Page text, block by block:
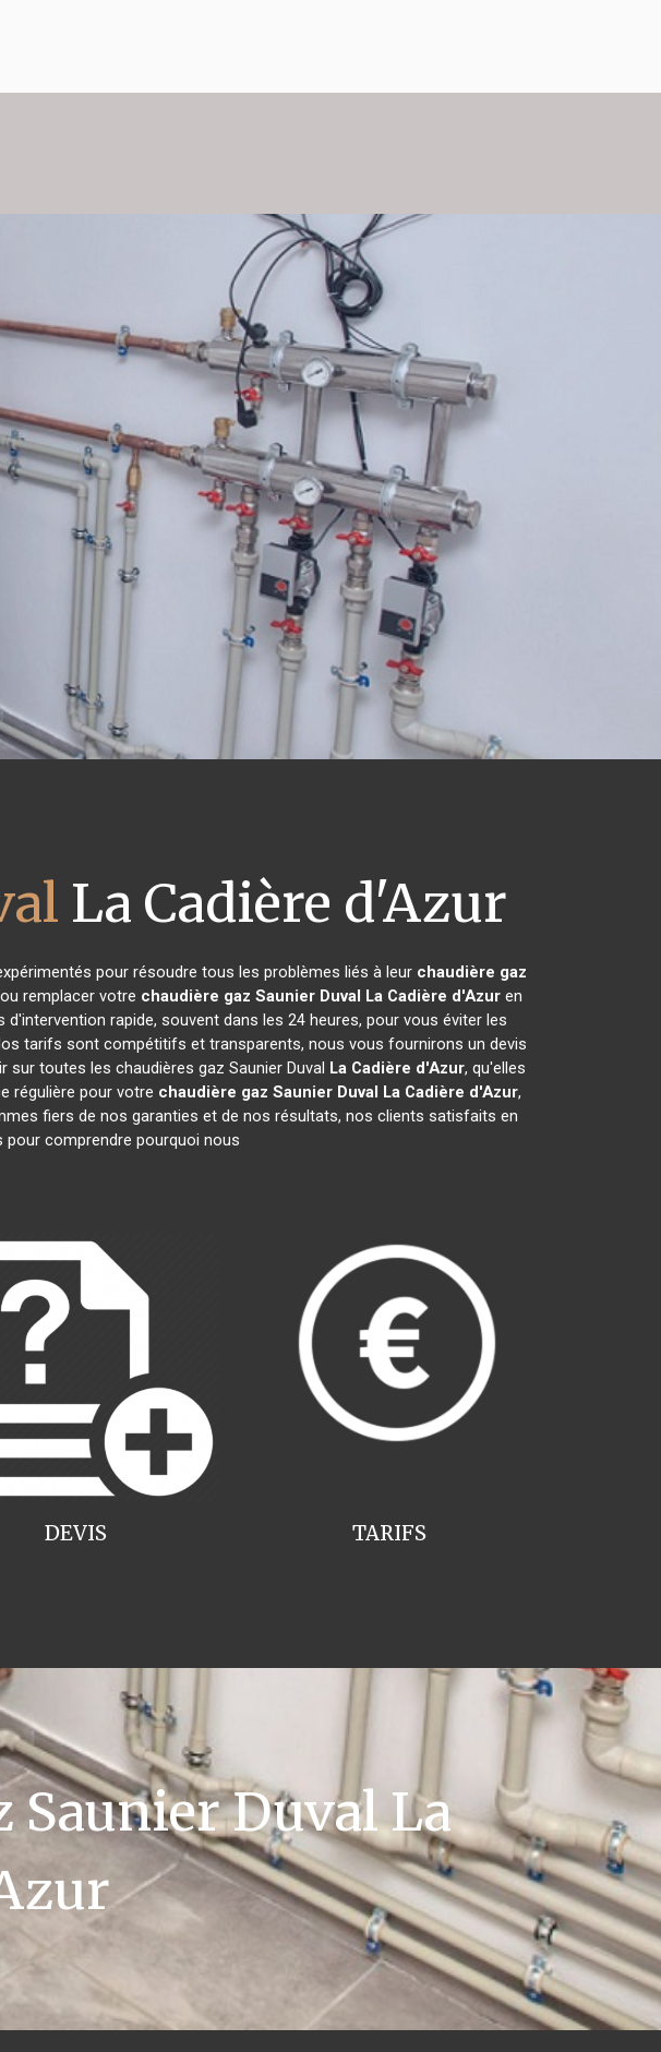
La Cadière d'Azur
pour résoudre tous les problèmes liés à leur chaudière gaz
remplacer votre chaudière gaz Saunier Duval La Cadière d'Azur en
rapide, souvent dans les 24 heures, pour vous éviter les
tarifs sont compétitifs et transparents, nous vous fournirons un devis
toutes les chaudières gaz Saunier Duval La Cadière d'Azur, qu'elles
régulière pour votre chaudière gaz Saunier Duval La Cadière d'Azur,
fiers de nos garanties et de nos résultats, nos clients satisfaits en
comprendre pourquoi nous
TARIFS
DEVIS
Saunier Duval La